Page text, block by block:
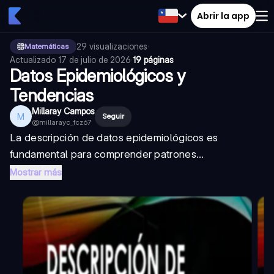
Abrir la app
Matemáticas 29 visualizaciones·
Actualizado 17 de julio de 2026·19 páginas
Datos Epidemiológicos y
Tendencias
M Millaray Campos
@millarayc_fcz67
Seguir
La descripción de datos epidemiológicos es
fundamental para comprender patrones...
Mostrar más